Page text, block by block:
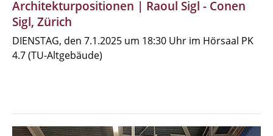
Architekturpositionen | Raoul Sigl - Conen
Sigl, Zürich
DIENSTAG, den 7.1.2025 um 18:30 Uhr im Hörsaal PK
4.7 (TU-Altgebäude)